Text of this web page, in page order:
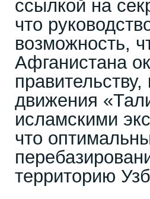
ссылкой на
что
возможность,
Афганистана
движения
исламскими
что
территорию